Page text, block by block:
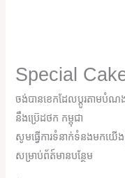
Special
ចង់បានខេកដែលប្តូរតាមបំ
នឹងប្រ៊េដថក កម្ពុជា
សូមធ្វើការទំនាក់ទំនងមកយើង
សម្រាប់ព័ត៍មានបន្ថែម